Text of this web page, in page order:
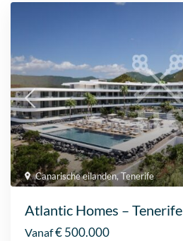
Canarische eilanden,Tenerife
Atlantic Homes – Tenerife
Vanaf€ 500.000